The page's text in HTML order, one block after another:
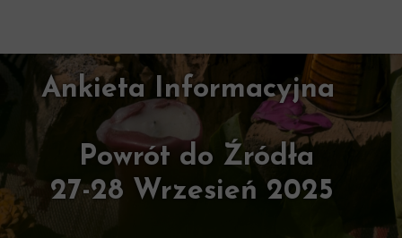
Ankieta Informacyjna
Powrót do Źródła
27-28 Wrzesień 2025